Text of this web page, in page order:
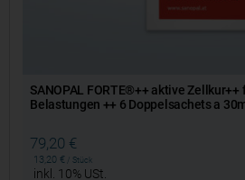
SANOPAL FORTE®++ aktive
Belastungen ++ 6 Doppelsachets a
79,20 €
13,20€ Stück
inkl. 10% USt.